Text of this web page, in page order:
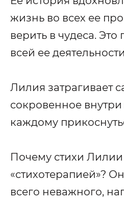
жизнь во всех ее
верить в чудеса. Это
всей ее
Лилия затрагивает
сокровенное внутри
каждому
Почему стихи
«стихотерапией»?
всего неважного,